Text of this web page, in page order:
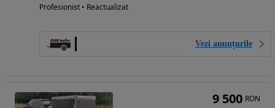
Profesionist • Reactualizat
Vezi anunțurile
9 500 RON